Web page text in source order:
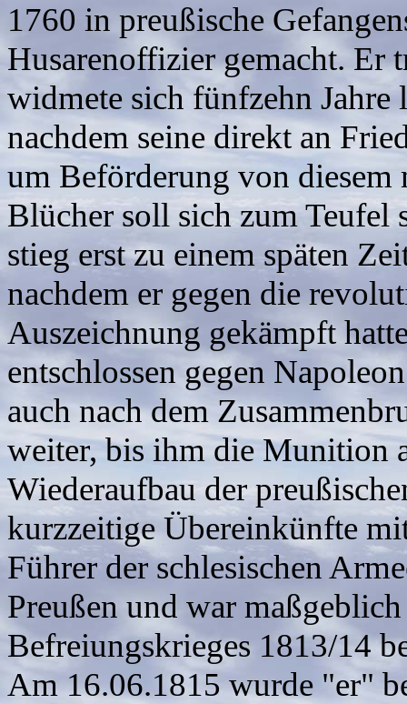
1760 in preußische
Husarenoffizier gemacht. Er
widmete sich fünfzehn
nachdem seine direkt an
um Beförderung von
Blücher soll sich zum Teufel
stieg erst zu einem späten
nachdem er gegen die
Auszeichnung gekämpft
entschlossen gegen
auch nach dem
weiter, bis ihm die Munition
Wiederaufbau der
kurzzeitige Übereinkünfte
Führer der schlesischen
Preußen und war
Befreiungskrieges 1813/14
Am 16.06.1815 wurde "er"